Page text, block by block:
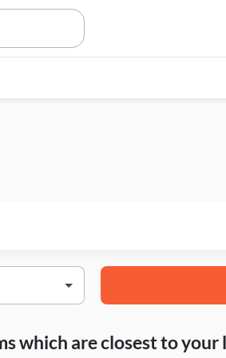
which are closest to